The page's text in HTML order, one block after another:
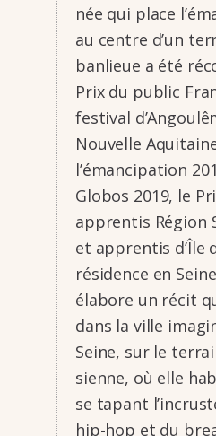
née qui place
au centre d’un
banlieue a été
Prix du public
festi­­val
Nouvelle
l’éman­­ci­­pa­­tion
Globos 2019, le
appren­­tis Région
et appren­­tis d’Île
rési­­dence en
élabore un récit
dans la ville
Seine, sur le
sienne, où elle
se tapant
hip-hop et du